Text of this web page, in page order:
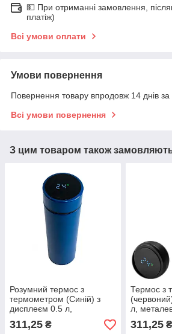
💵 При отриманні замовлення,
платіж)
Всі умови оплати
Умови повернення
Повернення товару впродовж 14 днів
Всі умови повернення
З цим товаром також
Розумний термос з
термометром (Синій) з
дисплеєм 0.5 л,
металевий (з нержавіючої
сталі)
311,25 ₴
Термос з
л,
311,25₴